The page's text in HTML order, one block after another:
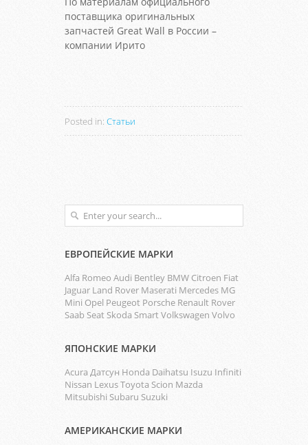
поставщика оригинальных
запчастей Great Wall в России –
компании Ирито
Posted in: Статьи
ЕВРОПЕЙСКИЕ МАРКИ
Alfa Romeo Audi Bentley BMW Citroen Fiat
Jaguar Land Rover Maserati Mercedes MG
Mini Opel Peugeot Porsche Renault Rover
Saab SeatSkoda SmartVolkswagen Volvo
ЯПОНСКИЕ МАРКИ
AcuraДатсун Honda Daihatsu Isuzu Infiniti
Nissan LexusToyota Scion Mazda
Mitsubishi Subaru Suzuki
АМЕРИКАНСКИЕ МАРКИ